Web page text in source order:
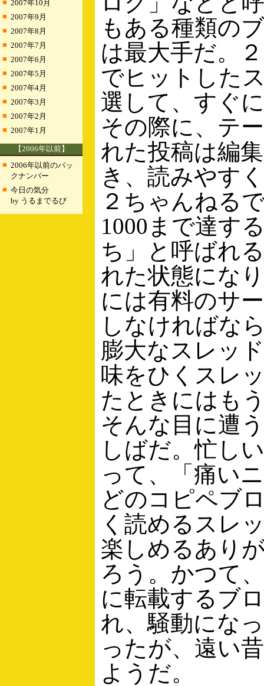
■ 2007年10月
■ 2007年9月
■ 2007年8月
■ 2007年7月
■ 2007年6月
■ 2007年5月
■ 2007年4月
■ 2007年3月
■ 2007年2月
■ 2007年1月
【2006年以前】
■ 2006年以前のバッ
クナンバー
■ 今日の気分
by うるまでるび
もある種類の
は最大手だ。
でヒットした
選して、すぐ
その際に、テ
れた投稿は編
き、読みやす
２ちゃんねる
1000まで達す
ち」と呼ばれ
れた状態にな
には有料のサ
しなければな
膨大なスレッ
味をひくスレ
たときにはも
そんな目に遭
しばだ。忙し
って、「痛い
どのコピペブ
く読めるスレ
楽しめるあり
ろう。かつて
に転載するブ
れ、騒動にな
ったが、遠い
ようだ。